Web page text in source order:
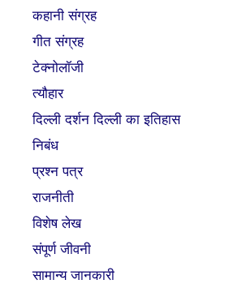
कहानी संग्रह
गीत संग्रह
टेक्नोलॉजी
त्यौहार
दिल्ली दर्शन दिल्ली का इतिहास
निबंध
प्रश्न पत्र
राजनीती
विशेष लेख
संपूर्ण जीवनी
सामान्य जानकारी